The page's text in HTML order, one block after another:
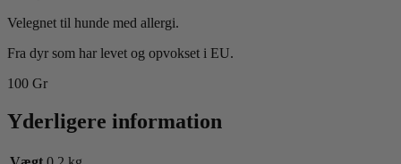
Velegnet til hunde med allergi.
Fra dyr som har levet og opvokset i EU.
100 Gr
Yderligere information